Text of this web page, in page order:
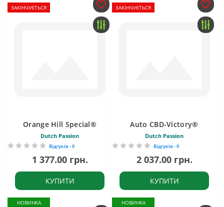
ЗАКІНЧУЄТЬСЯ
Orange Hill Special®
Dutch Passion
Відгуків - 0
1 377.00 грн.
КУПИТИ
ЗАКІНЧУЄТЬСЯ
Auto CBD-Victory®
Dutch Passion
Відгуків - 0
2 037.00 грн.
КУПИТИ
НОВИНКА
НОВИНКА